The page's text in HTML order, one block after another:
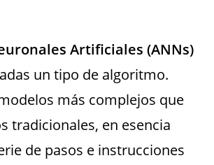
Artificiales (ANNs)
un tipo de algoritmo.
más complejos que
tradicionales, en esencia
de pasos e instrucciones